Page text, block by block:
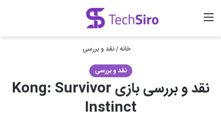
جستجو برای
ورود
خانه/نقد و بررسی
نقد و بررسی
نقد و بررسی بازی Kong: Survivor
Instinct